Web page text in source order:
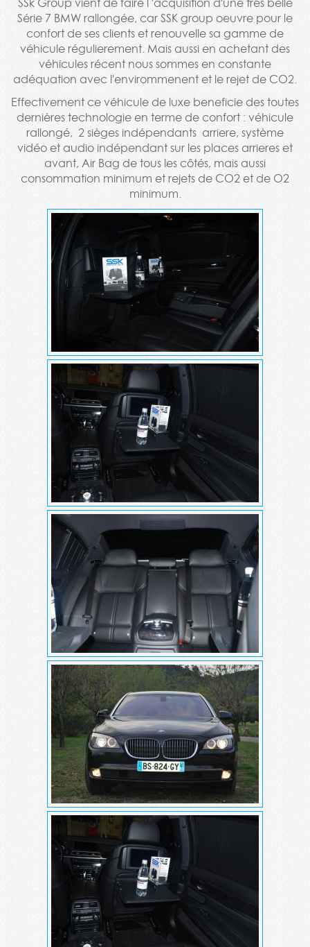
SSk Group vient de faire l 'acquisition d'une trés belle
Série 7 BMW rallongée, car SSK group oeuvre pour le
confort de ses clients et renouvelle sa gamme de
véhicule régulierement. Mais aussi en achetant des
véhicules récent nous sommes en constante
adéquation avec l'envirommenent et le rejet de CO2.
Effectivement ce véhicule de luxe beneficie des toutes
dernières technologie en terme de confort : véhicule
rallongé, 2 sièges indépendants arriere, système
vidéo et audio indépendant sur les places arrieres et
avant, Air Bag de tous les côtés, mais aussi
consommation minimum et rejets de CO2 et de O2
minimum.